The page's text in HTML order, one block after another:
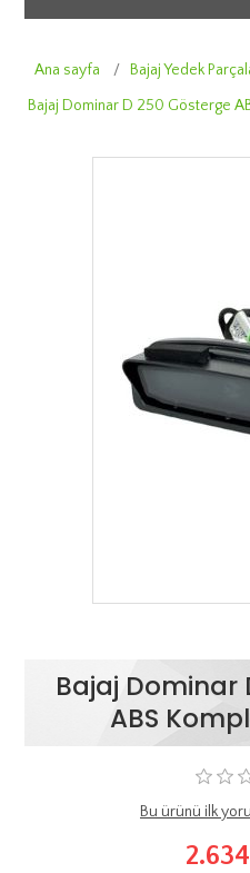
Ana sayfa / Bajaj Yedek
Bajaj Dominar D 250 Gösterge
Bajaj Dominar
ABS
Bu ürünü ilk